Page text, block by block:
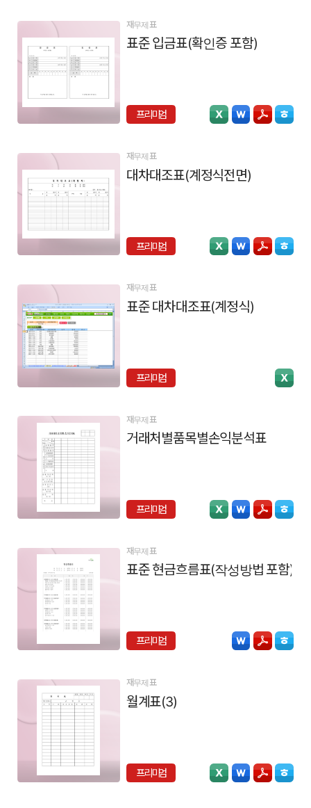
재무제표
표준 입금표(확인증 포함)
프리미엄
재무제표
대차대조표(계정식전면)
프리미엄
재무제표
표준 대차대조표(계정식)
프리미엄
재무제표
거래처별품목별손익분석표
프리미엄
재무제표
표준 현금흐름표(작성방법 포함)
프리미엄
재무제표
월계표(3)
프리미엄